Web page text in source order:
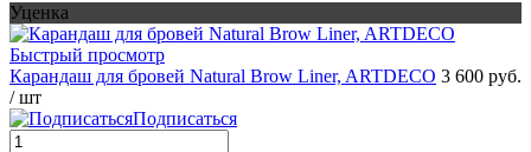
Уценка
Быстрый просмотр
Карандаш для бровей Natural Brow Liner, ARTDECO 3 600 руб.
/ шт
Подписаться